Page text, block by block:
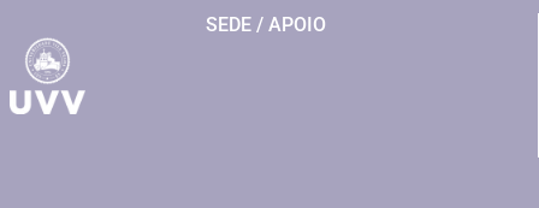
SEDE / APOIO